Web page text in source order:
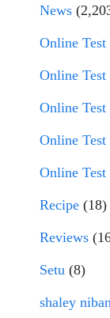
News
Online Test
Online Test
Online Test
Online Test
Online Test
Recipe (18)
Reviews
Setu (8)
shaley